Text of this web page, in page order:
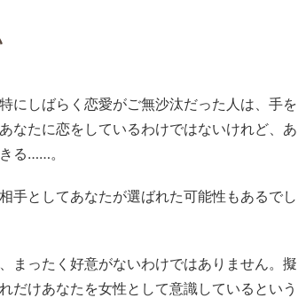
にしばらく恋愛がご無沙汰だった人は、手を
なたに恋をしているわけではないけれど、あ
る……。
手としてあなたが選ばれた可能性もあるでし
まったく好意がないわけではありません。擬
だけあなたを女性として意識しているという